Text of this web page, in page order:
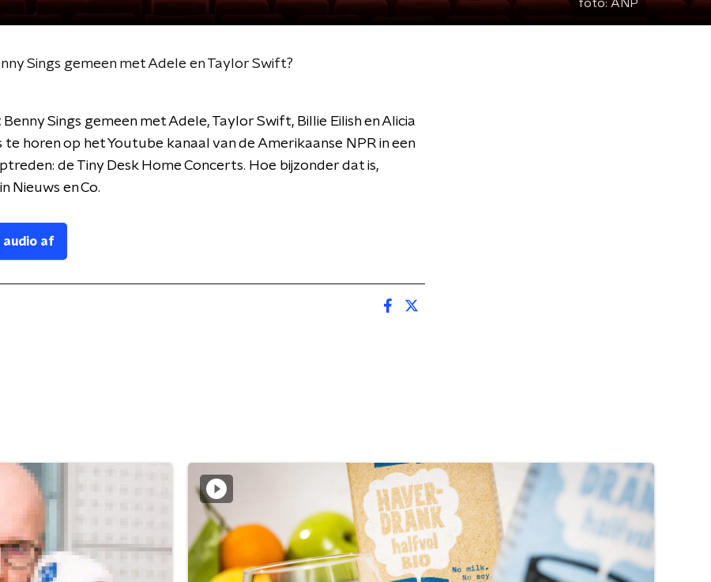
foto: ANP
Sings gemeen met Adele en Taylor Swift?
Sings gemeen met Adele, Taylor Swift, Billie Eilish en Alicia
te horen op het Youtube kanaal van de Amerikaanse NPR in een
de Tiny Desk Home Concerts. Hoe bijzonder dat is,
Nieuws en Co.
audio af